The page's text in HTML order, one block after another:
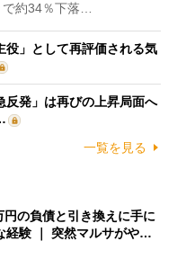
で約34％下落…
役」として再評価される気
反発」は再びの上昇局面へ
一覧を見る
円の負債と引き換えに手に
経験 ｜ 突然マルサがや…